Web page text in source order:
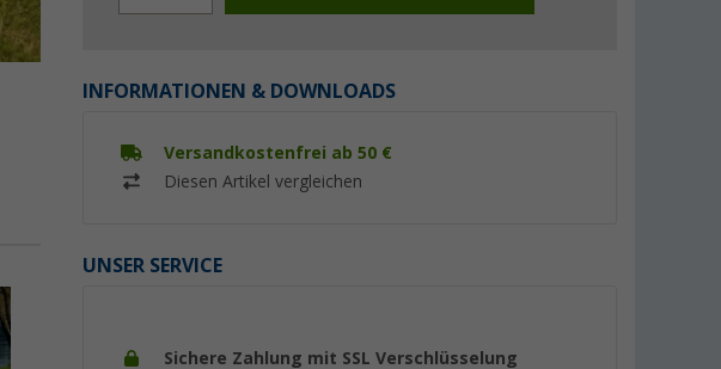
INFORMATIONEN & DOWNLOADS
Versandkostenfrei ab 50 €
Diesen Artikel vergleichen
UNSER SERVICE
Sichere Zahlung mit SSL Verschlüsselung